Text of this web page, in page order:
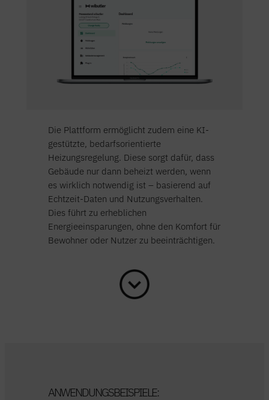
Die Plattform ermöglicht zudem eine KI-
gestützte, bedarfsorientierte
Heizungsregelung. Diese sorgt dafür, dass
Gebäude nur dann beheizt werden, wenn
es wirklich notwendig ist – basierend auf
Echtzeit-Daten und Nutzungsverhalten.
Dies führt zu erheblichen
Energieeinsparungen, ohne den Komfort für
Bewohner oder Nutzer zu beeinträchtigen.
ANWENDUNGSBEISPIELE: